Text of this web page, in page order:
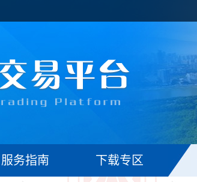
服务指南 下载专区